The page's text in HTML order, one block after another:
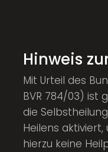
Hinweis
Mit Urteil des
BVR 784/03) ist
die
Heilens
hierzu keine